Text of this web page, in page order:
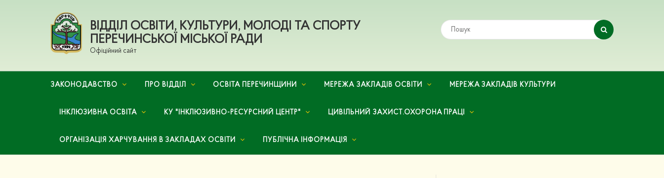
ВІДДІЛ ОСВІТИ, КУЛЬТУРИ, МОЛОДІ ТА СПОРТУ
ПЕРЕЧИНСЬКОЇ МІСЬКОЇ РАДИ
Офіційний сайт
ЗАКОНОДАВСТВО ПРО ВІДДІЛ ОСВІТА ПЕРЕЧИНЩИНИ МЕРЕЖА ЗАКЛАДІВ ОСВІТИ МЕРЕЖА ЗАКЛАДІВ КУЛЬТУРИ
ІНКЛЮЗИВНА ОСВІТА КУ "ІНКЛЮЗИВНО-РЕСУРСНИЙ ЦЕНТР" ЦИВІЛЬНИЙ ЗАХИСТ.ОХОРОНА ПРАЦІ
ОРГАНІЗАЦІЯ ХАРЧУВАННЯ В ЗАКЛАДАХ ОСВІТИ ПУБЛІЧНА ІНФОРМАЦІЯ